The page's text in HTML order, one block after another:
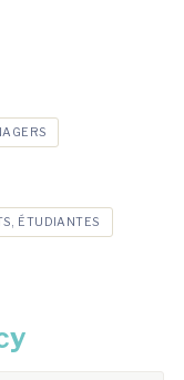
ÉTUDIANTES